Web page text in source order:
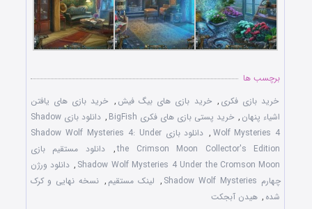
برچسب ها
خرید بازی فکری , خرید بازی های بیگ فیش , خرید بازی های یافتن
اشیاء پنهان , خرید پستی بازی های فکری BigFish ,
دانلود بازی Shadow
Wolf Mysteries 4
,
دانلود بازی Shadow Wolf Mysteries 4: Under
the Crimson Moon Collector's Edition
,
دانلود مستقیم بازی
Shadow Wolf Mysteries 4 Under the Cromson Moon
, دانلود ورژن
چهارم Shadow Wolf Mysteries
, لینک مستقیم , نسخه نهایی و کرک
شده , هیدن آبجکت